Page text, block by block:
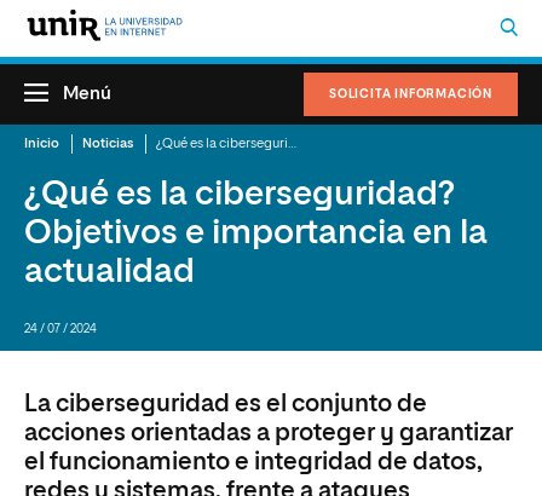
SOLICITA INFORMACIÓN
Menú
Inicio Noticias
¿Qué es la ciberseguridad?
Objetivos e importancia en la
actualidad
24 / 07 / 2024
La ciberseguridad es el conjunto de
acciones orientadas a proteger y garantizar
el funcionamiento e integridad de datos,
redes y sistemas, frente a ataques